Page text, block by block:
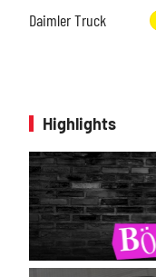
Daimler Truck
Highlights